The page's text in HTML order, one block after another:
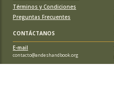
Términos y Condiciones
Preguntas Frecuentes
CONTÁCTANOS
E-mail
contacto@andeshandbook.org